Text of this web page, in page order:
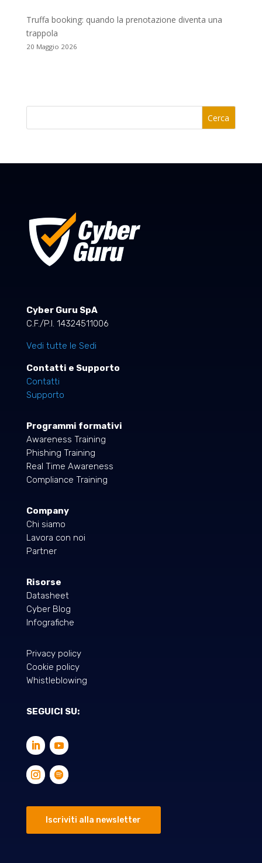
Truffa booking: quando la prenotazione diventa una
trappola
20 Maggio 2026
Cerca
Cyber Guru SpA
C.F./P.I. 14324511006
Vedi tutte le Sedi
Contatti e Supporto
Contatti
Supporto
Programmi formativi
Awareness Training
Phishing Training
Real Time Awareness
Compliance Training
Company
Chi siamo
Lavora con noi
Partner
Risorse
Datasheet
Cyber Blog
Infografiche
Privacy policy
Cookie policy
Whistleblowing
SEGUICI SU:
Iscriviti alla newsletter